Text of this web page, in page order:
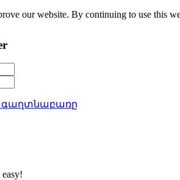
գաղտնաբառը
our website. By continuing to use this